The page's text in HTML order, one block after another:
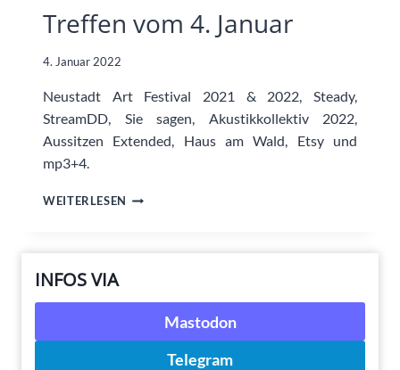
Treffen vom 4. Januar
4. Januar 2022
Neustadt Art Festival 2021 & 2022, Steady,
StreamDD, Sie sagen, Akustikkollektiv 2022,
Aussitzen Extended, Haus am Wald, Etsy und
mp3+4.
WEITERLESEN TREFFEN
JANUAR
INFOS VIA
Mastodon
Telegram